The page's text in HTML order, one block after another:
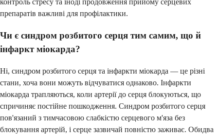
контроль стресу та іноді продовження прийому серцевих
препаратів важливі для профілактики.
Чи є синдром розбитого серця тим самим, що й
інфаркт міокарда?
Ні, синдром розбитого серця та інфаркти міокарда — це різні
стани, хоча вони можуть відчуватися однаково. Інфаркти
міокарда трапляються, коли артерії до серця блокуються, що
спричиняє постійне пошкодження. Синдром розбитого серця
пов'язаний з тимчасовою слабкістю серцевого м'яза без
блокування артерій, і серце зазвичай повністю заживає. Обидва